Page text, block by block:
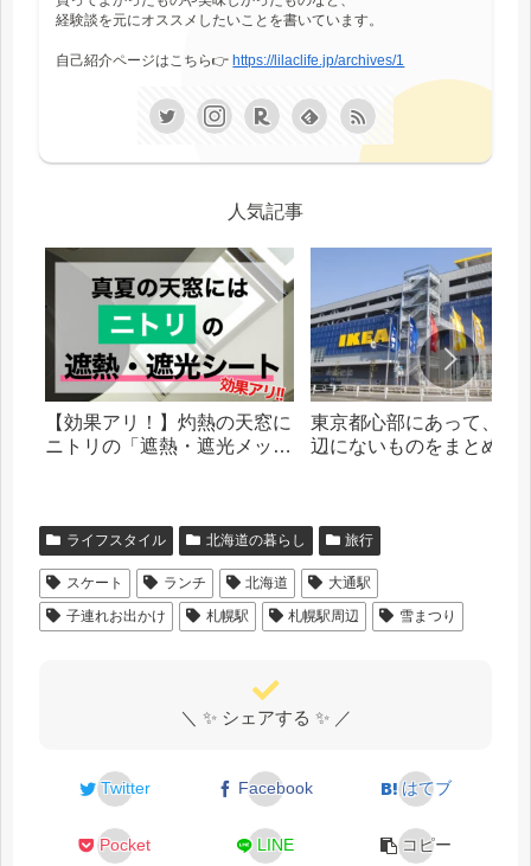
経験談を元にオススメしたいことを書いています。
自己紹介ページはこちら👉 https://lilaclife.jp/archives/1
人気記事
【効果アリ！】灼熱の天窓に
ニトリの「遮熱・遮光メッシ
東京都心部にあって、札
辺にないものをまとめま
ライフスタイル 北海道の暮らし 旅行
スケート ランチ 北海道
大通駅
子連れお出かけ
札幌駅 札幌駅周辺 雪まつり
＼ ✨ シェアする ✨ ／
Twitter Facebook はてブ
Pocket LINE コピー